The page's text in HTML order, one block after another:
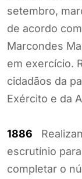
setembro,
de acordo
Marcondes
em exercício.
cidadãos da
Exército e da
1886
escrutínio
completar o